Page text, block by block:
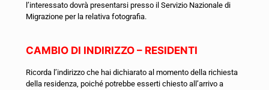
l’interessato dovrà presentarsi presso il Servizio Nazionale di
Migrazione per la relativa fotografia.
CAMBIO DI INDIRIZZO – RESIDENTI
Ricorda l’indirizzo che hai dichiarato al momento della richiesta
della residenza, poiché potrebbe esserti chiesto all’arrivo a